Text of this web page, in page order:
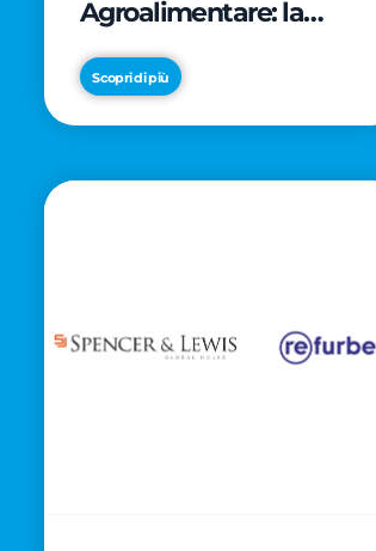
Agroalimentare: la
milioni per trasformare
la tavola in asset
geopolitico
Scopri di più